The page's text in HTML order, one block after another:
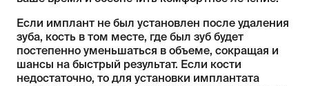
Если имплант не был установлен после удаления
зуба, кость в том месте, где был зуб будет
постепенно уменьшаться в объеме, сокращая и
шансы на быстрый результат. Если кости
недостаточно, то для установки имплантата